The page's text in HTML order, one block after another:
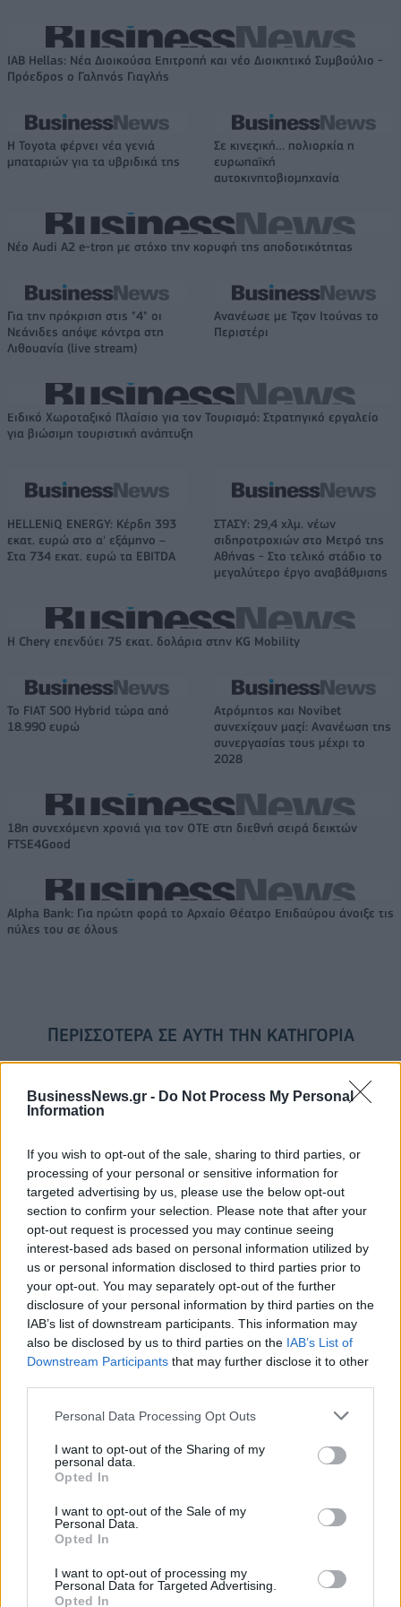
BusinessNews.gr - Do Not Process My Personal
Information
If you wish to opt-out of the sale, sharing to third parties, or
processing of your personal or sensitive information for
targeted advertising by us, please use the below opt-out
section to confirm your selection. Please note that after your
opt-out request is processed you may continue seeing
interest-based ads based on personal information utilized by
us or personal information disclosed to third parties prior to
your opt-out. You may separately opt-out of the further
disclosure of your personal information by third parties on the
IAB’s list of downstream participants. This information may
also be disclosed by us to third parties on the IAB’s List of
Downstream Participants that may further disclose it to other
Personal Data Processing Opt Outs
I want to opt-out of the Sharing of my
personal data.
Opted In
I want to opt-out of the Sale of my
Personal Data.
Opted In
I want to opt-out of processing my
Personal Data for Targeted Advertising.
Opted In
IAB Hellas: Νέα Διοικούσα Επιτροπή και νέο Διοικητικό Συμβούλιο -
Πρόεδρος ο Γαληνός Γιαγλής
Η Toyota φέρνει νέα γενιά
μπαταριών για τα υβριδικά της
Σε κινεζική… πολιορκία η
ευρωπαϊκή
αυτοκινητοβιομηχανία
Νέο Audi A2 e-tron με στόχο την κορυφή της αποδοτικότητας
Για την πρόκριση στις "4" οι
Νεάνιδες απόψε κόντρα στη
Λιθουανία (live stream)
Ανανέωσε με Τζον Ιτούνας το
Περιστέρι
Ειδικό Χωροταξικό Πλαίσιο για τον Τουρισμό: Στρατηγικό εργαλείο
για βιώσιμη τουριστική ανάπτυξη
HELLENiQ ENERGY: Κέρδη 393
εκατ. ευρώ στο α' εξάμηνο –
Στα 734 εκατ. ευρώ τα EBITDA
ΣΤΑΣΥ: 29,4 χλμ. νέων
σιδηροτροχιών στο Μετρό της
Αθήνας - Στο τελικό στάδιο το
μεγαλύτερο έργο αναβάθμισης
Η Chery επενδύει 75 εκατ. δολάρια στην KG Mobility
Το FIAT 500 Hybrid τώρα από
18.990 ευρώ
Ατρόμητος και Novibet
συνεχίζουν μαζί: Ανανέωση της
συνεργασίας τους μέχρι το
2028
18η συνεχόμενη χρονιά για τον ΟΤΕ στη διεθνή σειρά δεικτών
FTSE4Good
Alpha Bank: Για πρώτη φορά το Αρχαίο Θέατρο Επιδαύρου άνοιξε τις
πύλες του σε όλους
ΠΕΡΙΣΣΌΤΕΡΑ ΣΕ ΑΥΤΉ ΤΗΝ ΚΑΤΗΓΟΡΊΑ
Βυθίστηκε ταχύπλοο,
βόρεια της Πάρου, λόγω
εισροής υδάτων - Σώοι οι
6 επιβαίνοντες
19/09/2024 - 11:57
Ημερίδα Ελληνο-
Αμερικανικού Εμπορικού
Επιμελητηρίου: Οι
επενδυτικές ευκαιρίες
στον τομέα του τουρισμού
19/09/2024 - 13:56
ΡΟΗ ΕΙΔΗΣΕΩΝ